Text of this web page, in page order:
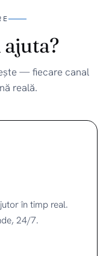
— fiecare canal
reală.
în timp real.
24/7.